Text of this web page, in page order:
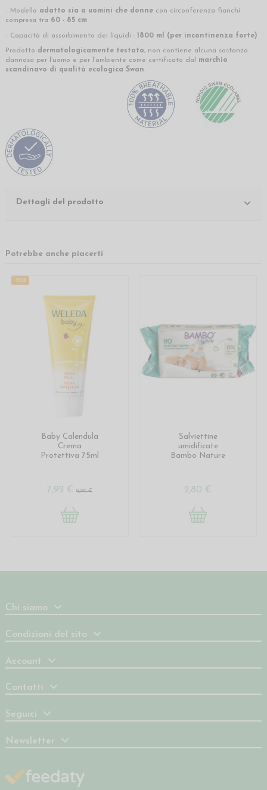
- Modello adatto sia a uomini che donne con circonferenza fianchi
compresa tra 60 - 85 cm
- Capacità di assorbimento dei liquidi : 1800 ml (per incontinenza forte)
Prodotto dermatologicamente testato, non contiene alcuna sostanza
dannosa per l’uomo e per l’ambiente come certificato dal marchio
scandinavo di qualità ecologica Swan.
Dettagli del prodotto
Potrebbe anche piacerti
-20%
Baby Calendula
Crema
Protettiva 75ml
7,92 € 9,90 €
Salviettine
umidificate
Bambo Nature
2,80 €
Chi siamo
Condizioni del sito
Account
Contatti
Seguici
Newsletter